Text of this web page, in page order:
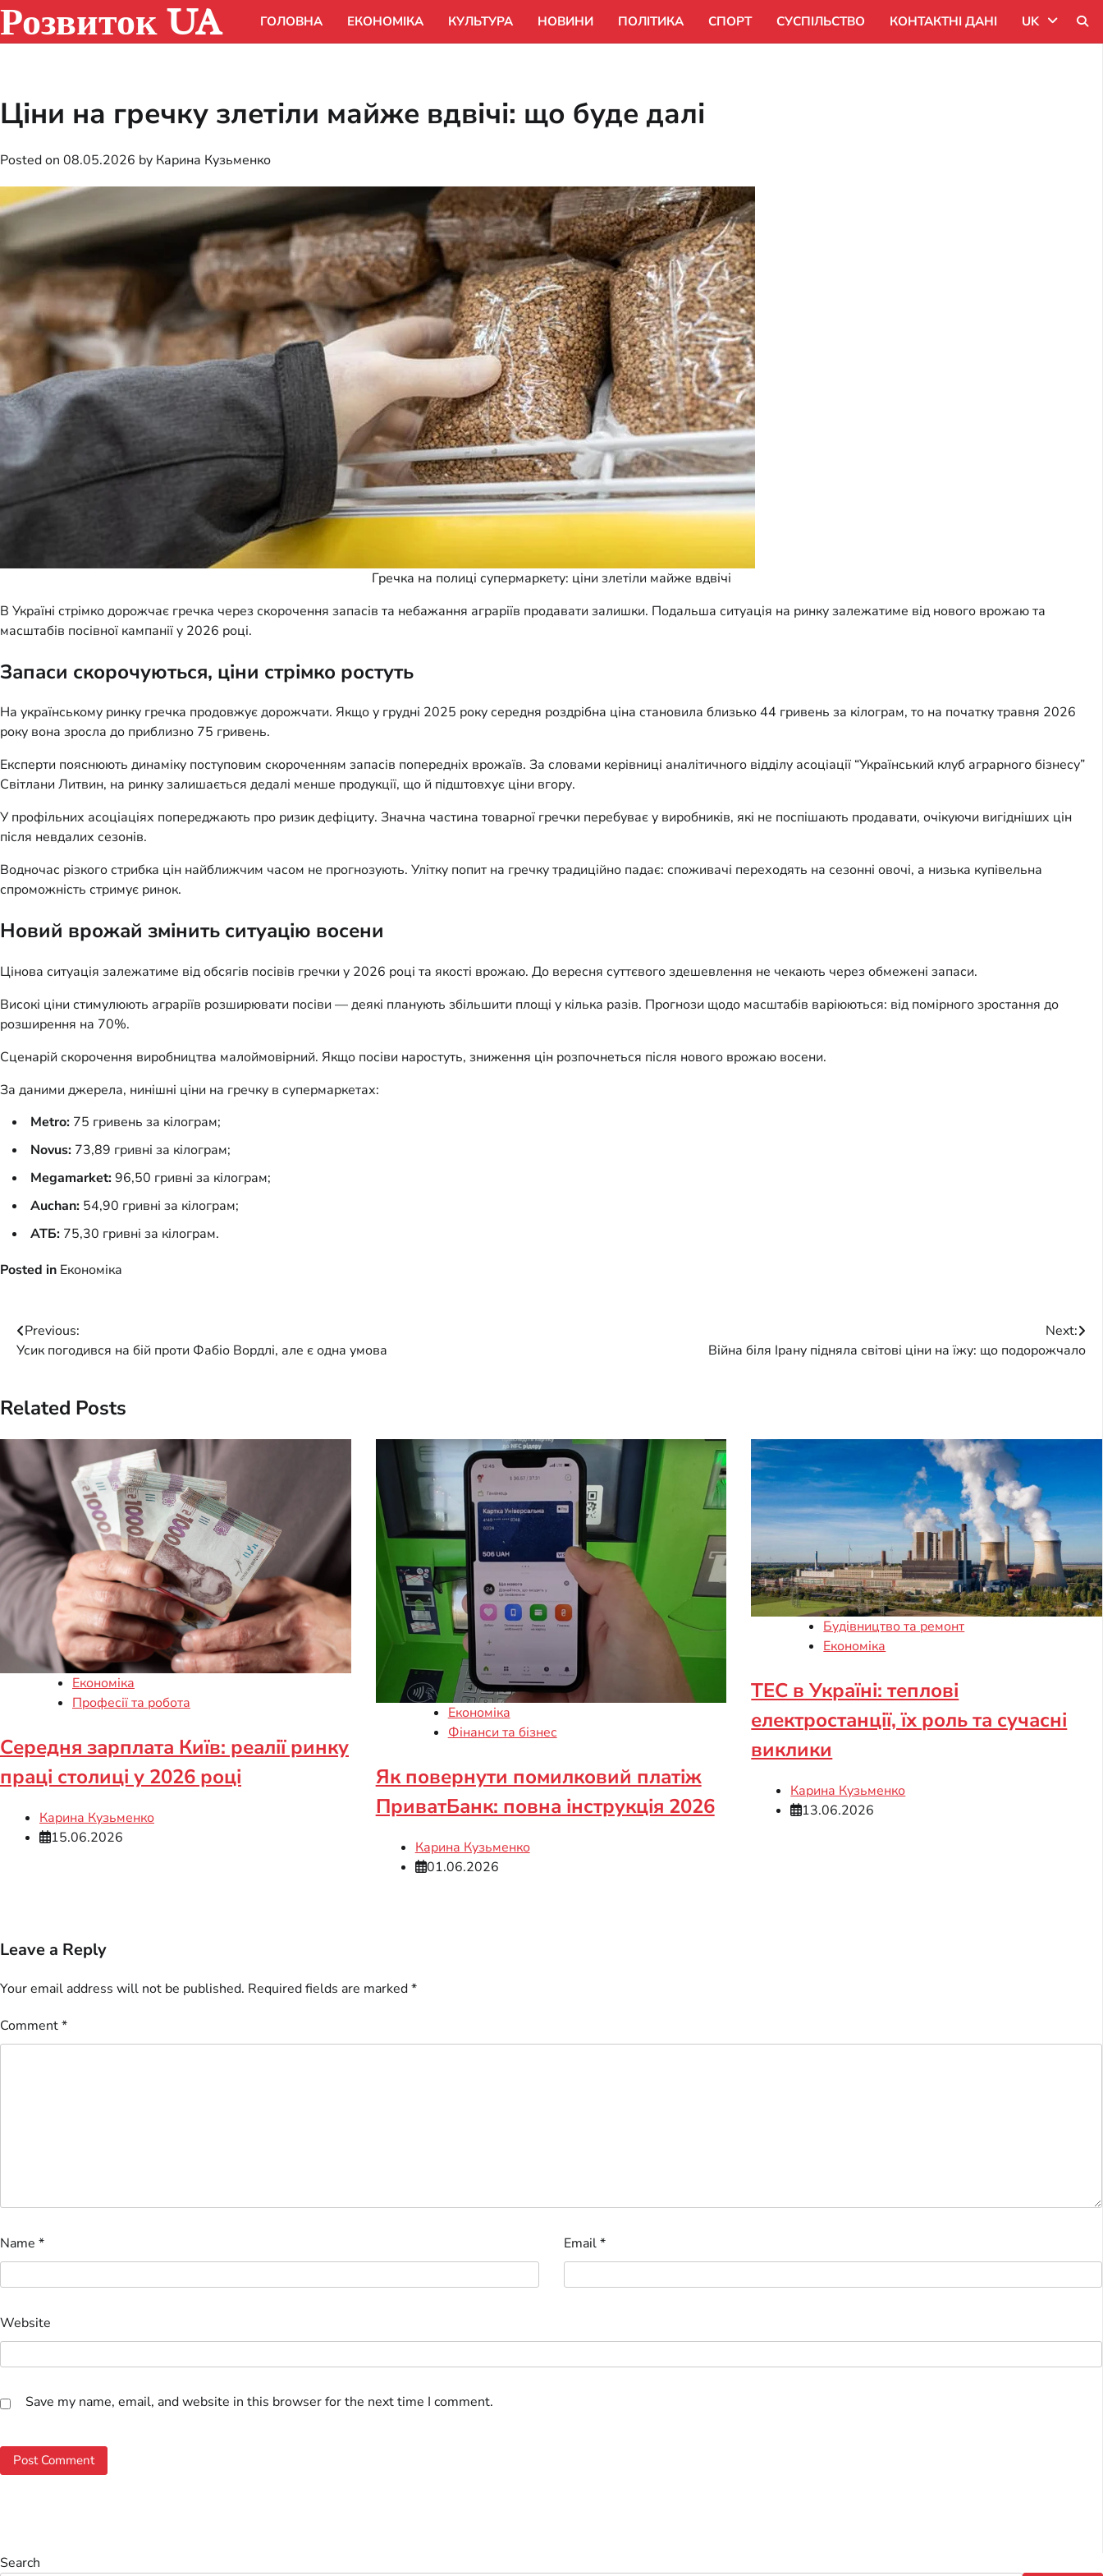
Skip
to
content
Розвиток UA ГОЛОВНА ЕКОНОМІКА КУЛЬТУРА НОВИНИ ПОЛІТИКА СПОРТ СУСПІЛЬСТВО КОНТАКТНІ ДАНІ UK
Ціни на гречку злетіли майже вдвічі: що буде далі
Posted on 08.05.2026 by Карина Кузьменко
Гречка на полиці супермаркету: ціни злетіли майже вдвічі
В Україні стрімко дорожчає гречка через скорочення запасів та небажання аграріїв продавати залишки. Подальша ситуація на ринку залежатиме від нового врожаю та
масштабів посівної кампанії у 2026 році.
Запаси скорочуються, ціни стрімко ростуть
На українському ринку гречка продовжує дорожчати. Якщо у грудні 2025 року середня роздрібна ціна становила близько 44 гривень за кілограм, то на початку травня 2026
року вона зросла до приблизно 75 гривень.
Експерти пояснюють динаміку поступовим скороченням запасів попередніх врожаїв. За словами керівниці аналітичного відділу асоціації “Український клуб аграрного бізнесу”
Світлани Литвин, на ринку залишається дедалі менше продукції, що й підштовхує ціни вгору.
У профільних асоціаціях попереджають про ризик дефіциту. Значна частина товарної гречки перебуває у виробників, які не поспішають продавати, очікуючи вигідніших цін
після невдалих сезонів.
Водночас різкого стрибка цін найближчим часом не прогнозують. Улітку попит на гречку традиційно падає: споживачі переходять на сезонні овочі, а низька купівельна
спроможність стримує ринок.
Новий врожай змінить ситуацію восени
Цінова ситуація залежатиме від обсягів посівів гречки у 2026 році та якості врожаю. До вересня суттєвого здешевлення не чекають через обмежені запаси.
Високі ціни стимулюють аграріїв розширювати посіви — деякі планують збільшити площі у кілька разів. Прогнози щодо масштабів варіюються: від помірного зростання до
розширення на 70%.
Сценарій скорочення виробництва малоймовірний. Якщо посіви наростуть, зниження цін розпочнеться після нового врожаю восени.
За даними джерела, нинішні ціни на гречку в супермаркетах:
Metro: 75 гривень за кілограм;
Novus: 73,89 гривні за кілограм;
Megamarket:96,50 гривні за кілограм;
Auchan: 54,90 гривні за кілограм;
АТБ: 75,30 гривні за кілограм.
Posted in Економіка
Post
navigation
Previous:
Усик погодився на бій проти Фабіо Вордлі, але є одна умова
Next:
Війна біля Ірану підняла світові ціни на їжу: що подорожчало
Related Posts
Економіка
Професії та робота
Середня зарплата Київ: реалії ринку
праці столиці у 2026 році
Карина Кузьменко
15.06.2026
Економіка
Фінанси та бізнес
Як повернути помилковий платіж
ПриватБанк: повна інструкція 2026
Карина Кузьменко
01.06.2026
Будівництво та ремонт
Економіка
ТЕС в Україні: теплові
електростанції, їх роль та сучасні
виклики
Карина Кузьменко
13.06.2026
Leave a Reply
Your email address will not be published. Required fields are marked*
Comment*
Name * Email*
Website
Save my name, email, and website in this browser for the next time I comment.
Search